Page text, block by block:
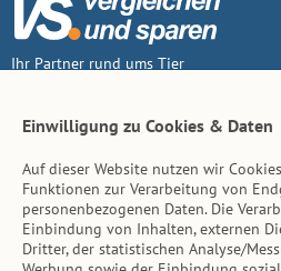
Ihr Partner rund ums Tier
Inhalt
Tierarzt-Suche
Einwilligung zu Cookies & Daten
Auf dieser Website nutzen wir
Funktionen zur Verarbeitung von
personenbezogenen Daten. Die
Einbindung von Inhalten, externen
Dritter, der statistischen Analyse/